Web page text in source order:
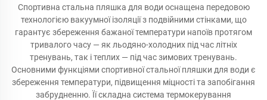
Спортивна стальна пляшка для води оснащена передовою
технологією вакуумної ізоляції з подвійними стінками, що
гарантує збереження бажаної температури напоїв протягом
тривалого часу — як льодяно-холодних під час літніх
тренувань, так і теплих — під час зимових тренувань.
Основними функціями спортивної стальної пляшки для води є
збереження температури, підвищення міцності та запобігання
забрудненню. Її складна система термокерування